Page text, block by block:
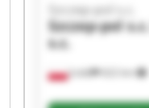
Łódź 622 km
Szczep-pol s.c.
Szczep-pol s.c.
s.c.